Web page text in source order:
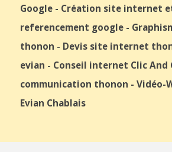
Google - Création site internet
referencement google -
thonon - Devis site internet
evian - Conseil internet Clic And
communication thonon - Vidéo-
Evian Chablais